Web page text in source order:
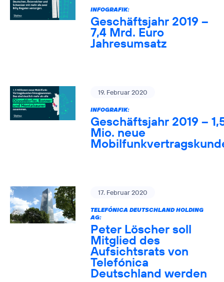
INFOGRAFIK:
Geschäftsjahr 2019 –
7,4 Mrd. Euro
Jahresumsatz
19. Februar 2020
INFOGRAFIK:
Geschäftsjahr 2019 –
Mio. neue
17. Februar 2020
TELEFÓNICA DEUTSCHLAND HOLDING
AG:
Peter Löscher soll
Mitglied des
Aufsichtsrats von
Telefónica
Deutschland werden